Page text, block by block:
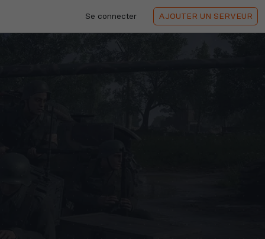
Se connecter AJOUTER UN SERVEUR